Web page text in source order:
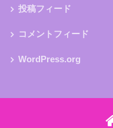
投稿フィード
コメントフィード
WordPress.org